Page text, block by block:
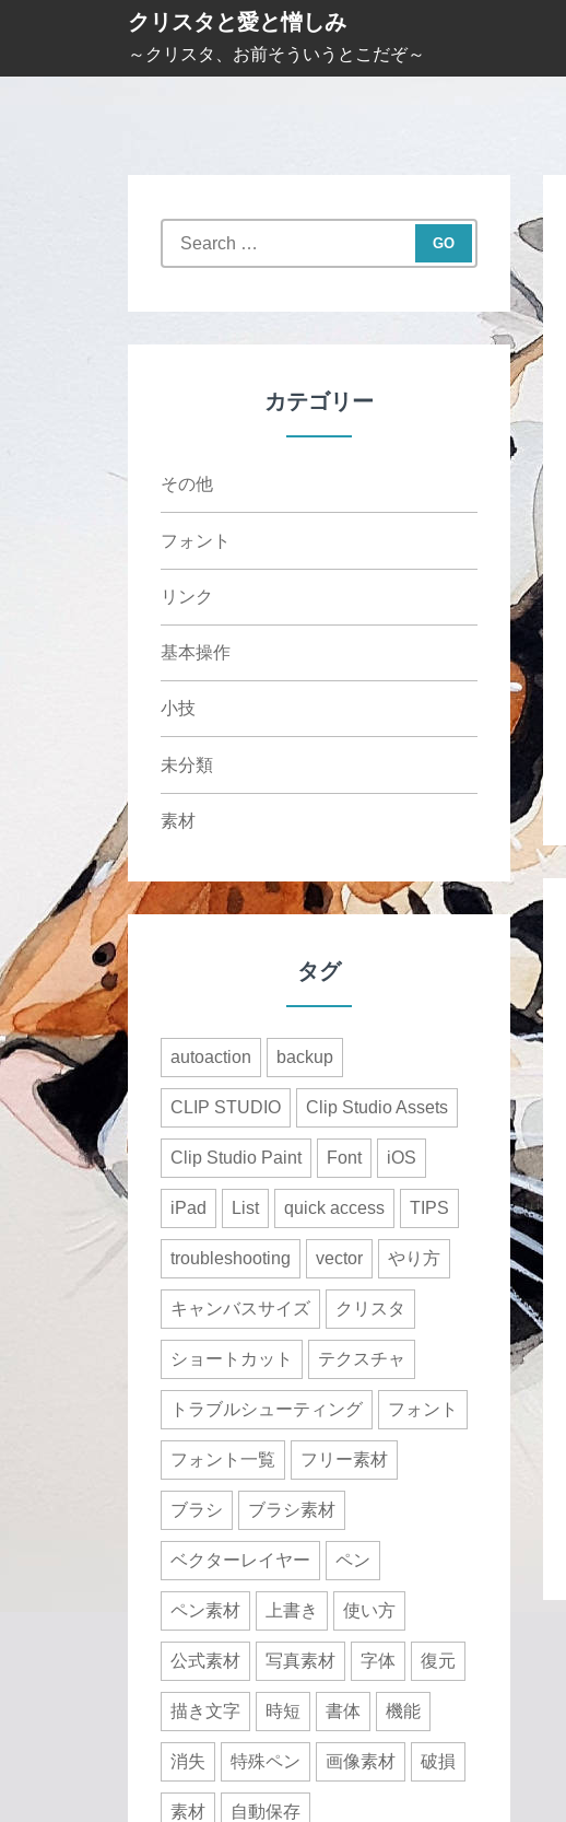
i
クリスタと愛と憎しみ
～クリスタ、お前そういうとこだぞ～
カテゴリー
その他
フォント
リンク
基本操作
小技
未分類
素材
タグ
autoaction backup
CLIP STUDIO Clip Studio Assets
Clip Studio Paint Font iOS
iPad List quick access TIPS
troubleshooting vector やり方
キャンバスサイズ クリスタ
ショートカット テクスチャ
トラブルシューティング フォント
フォント一覧 フリー素材
ブラシ ブラシ素材
ベクターレイヤー ペン
ペン素材 上書き 使い方
公式素材 写真素材 字体 復元
描き文字 時短 書体 機能
消失 特殊ペン 画像素材 破損
素材 自動保存